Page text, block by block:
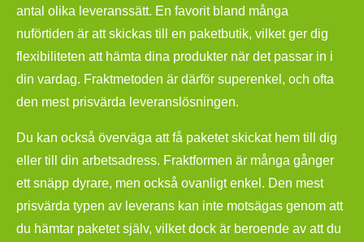
antal olika leveranssätt. En favorit bland många
nuförtiden är att skickas till en paketbutik, vilket ger dig
flexibiliteten att hämta dina produkter när det passar in i
din vardag. Fraktmetoden är därför superenkel, och ofta
den mest prisvärda leveranslösningen.
Du kan också överväga att få paketet skickat hem till dig
eller till din arbetsadress. Fraktformen är många gånger
ett snäpp dyrare, men också ovanligt enkel. Den mest
prisvärda typen av leverans kan inte motsägas genom att
du hämtar paketet själv, vilket dock är beroende av att du